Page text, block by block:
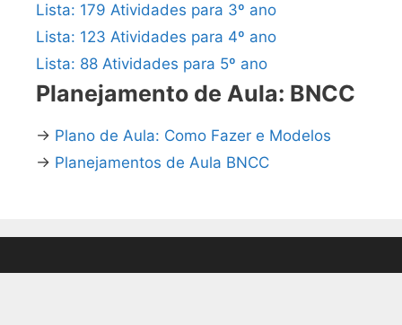
Lista: 179 Atividades para 3º ano
Lista: 123 Atividades para 4º ano
Lista: 88 Atividades para 5º ano
Planejamento de Aula: BNCC
→ Plano de Aula: Como Fazer e Modelos
→ Planejamentos de Aula BNCC